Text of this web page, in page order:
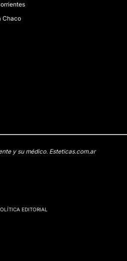
Chaco
y su médico. Esteticas.com.ar
EDITORIAL